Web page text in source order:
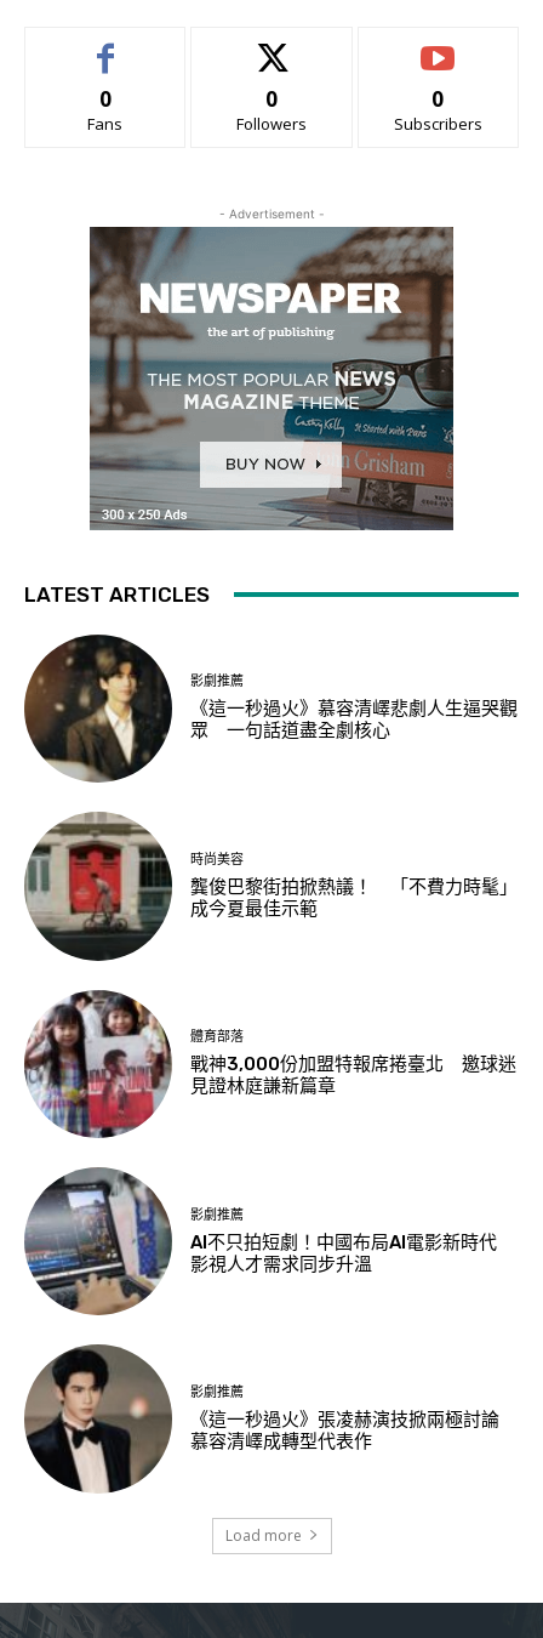
0
Fans
0
Followers
0
Subscribers
- Advertisement -
LATEST ARTICLES
影劇推薦
《這一秒過火》慕容清嶧悲劇人生逼哭觀
眾 一句話道盡全劇核心
時尚美容
龔俊巴黎街拍掀熱議！ 「不費力時髦」
成今夏最佳示範
體育部落
戰神3,000份加盟特報席捲臺北 邀球迷
見證林庭謙新篇章
影劇推薦
AI不只拍短劇！中國布局AI電影新時代
影視人才需求同步升溫
影劇推薦
《這一秒過火》張凌赫演技掀兩極討論
慕容清嶧成轉型代表作
Load more